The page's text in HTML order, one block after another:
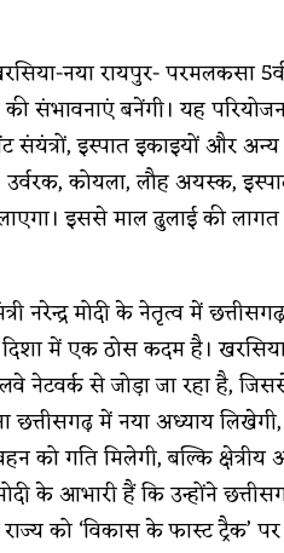
नया रायपुर- परमलकसा
संभावनाएं बनेंगी। यह
संयंत्रों, इस्पात इकाइयों और
उर्वरक, कोयला, लौह अयस्क,
लाएगा। इससे माल ढुलाई की
नरेन्द्र मोदी के नेतृत्व में
दिशा में एक ठोस कदम है।
नेटवर्क से जोड़ा जा रहा है,
छत्तीसगढ़ में नया अध्याय
को गति मिलेगी, बल्कि
मोदी के आभारी हैं कि उन्होंने
को ‘विकास के फास्ट ट्रैक’